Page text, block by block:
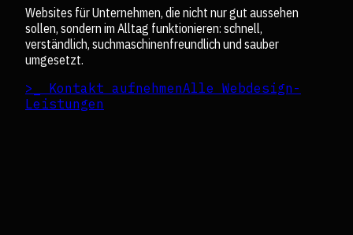
Websites für Unternehmen, die nicht nur gut aussehen
sollen, sondern im Alltag funktionieren: schnell,
verständlich, suchmaschinenfreundlich und sauber
umgesetzt.
>_ Kontakt aufnehmenAlle Webdesign-
Leistungen